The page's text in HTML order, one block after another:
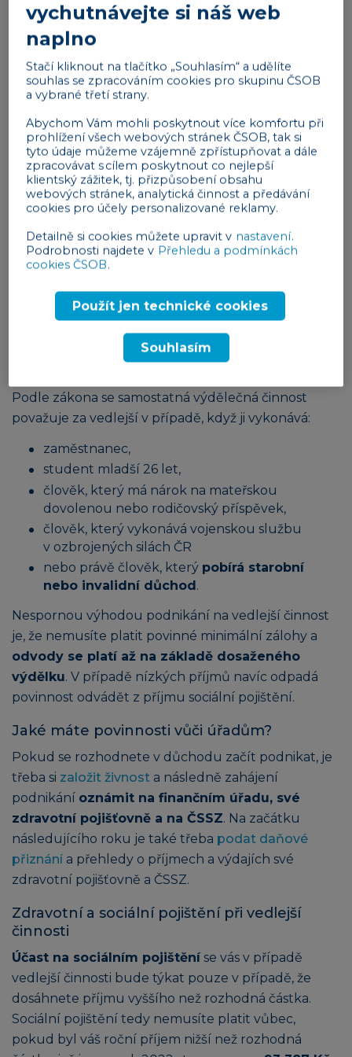
budované kontakty a pokračovat v tom, co jste
dělali dříve, ale například v omezené míře.
své znalosti a dovednostia začít soukromě
doučovat jazyky nebo šít hračky pro děti, vyrábět
dřevěné dekorace apod. Podnikat můžete také
třeba v účetnictví, administrativě nebo obchodu.
Především ženy si v důchodu mnohdy přivydělávají
hlídáním dětí nebo úklidem.
Specifika podnikání v důchodu: Živnost
Podle zákona se samostatná výdělečná činnost
považuje za vedlejší v případě, když ji vykonává:
zaměstnanec,
student mladší 26 let,
člověk, který má nárok na mateřskou
dovolenou nebo rodičovský příspěvek,
člověk, který vykonává vojenskou službu
v ozbrojených silách ČR
nebo právě člověk, který pobírá starobní
nebo invalidní důchod .
Nespornou výhodou podnikání na vedlejší činnost
je, že nemusíte platit povinné minimální zálohy a
odvody se platí až na základě dosaženého
výdělku. V případě nízkých příjmů navíc odpadá
povinnost odvádět z příjmu sociální pojištění.
Jaké máte povinnosti vůči úřadům?
Pokud se rozhodnete v důchodu začít podnikat, je
třeba si založit živnost a následně zahájení
podnikání oznámit na finančním úřadu, své
zdravotní pojišťovně a na ČSSZ. Na začátku
následujícího roku je také třeba podat daňové
přiznání a přehledy o příjmech a výdajích své
zdravotní pojišťovně a ČSSZ.
Zdravotní a sociální pojištění při vedlejší
činnosti
Účast na sociálním pojištění se vás v případě
vedlejší činnosti bude týkat pouze v případě, že
dosáhnete příjmu vyššího než rozhodná částka.
Sociální pojištění tedy nemusíte platit vůbec,
pokud byl váš roční příjem nižší než rozhodná
vychutnávejte si náš web
naplno
Stačí kliknout na tlačítko „Souhlasím“ a udělíte
souhlas se zpracováním cookies pro skupinu ČSOB
a vybrané třetí strany.
Abychom Vám mohli poskytnout více komfortu při
prohlížení všech webových stránek ČSOB, tak si
tyto údaje můžeme vzájemně zpřístupňovat a dále
zpracovávat s cílem poskytnout co nejlepší
klientský zážitek, tj. přizpůsobení obsahu
webových stránek, analytická činnost a předávání
cookies pro účely personalizované reklamy.
Detailně si cookies můžete upravit v nastavení.
Podrobnosti najdete v Přehledu a podmínkách
cookies ČSOB.
Použít jen technické cookies
Souhlasím